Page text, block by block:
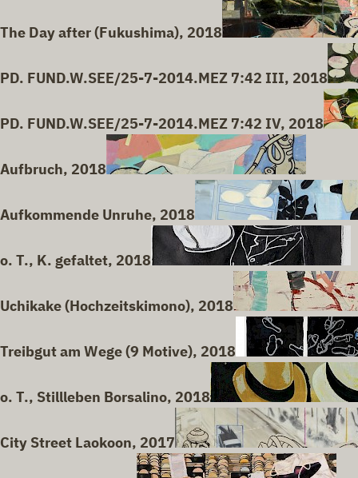
The Day after (Fukushima), 2018
PD. FUND.W.SEE/25-7-2014.MEZ 7:42 III, 2018
PD. FUND.W.SEE/25-7-2014.MEZ 7:42 IV, 2018
Aufbruch, 2018
Aufkommende Unruhe, 2018
o. T., K. gefaltet, 2018
Uchikake (Hochzeitskimono), 2018
Treibgut am Wege (9 Motive), 2018
o. T., Stillleben Borsalino, 2018
City Street Laokoon, 2017